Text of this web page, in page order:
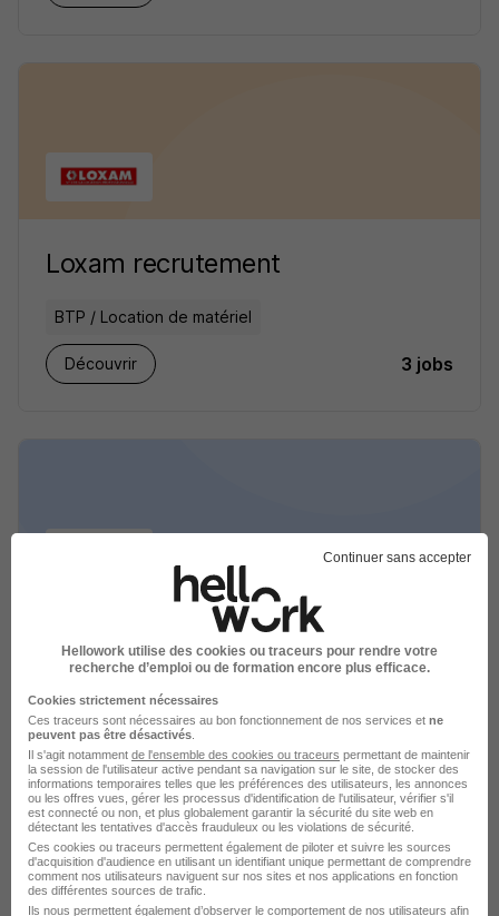
Loxam recrutement
BTP / Location de matériel
Découvrir 3 jobs
Piriou recrutement
Industrie / Navale
Découvrir
Continuer sans accepter
Hellowork utilise des cookies ou traceurs pour rendre votre
recherche d’emploi ou de formation encore plus efficace.
Cookies strictement nécessaires
Ces traceurs sont nécessaires au bon fonctionnement de nos services et ne
peuvent pas être désactivés
Il s'agit notamment de l'ensemble des cookies ou traceurs permettant de maintenir
la session de l'utilisateur active pendant sa navigation sur le site, de stocker des
informations temporaires telles que les préférences des utilisateurs, les annonces
ou les offres vues, gérer les processus d'identification de l'utilisateur, vérifier s'il
est connecté ou non, et plus globalement garantir la sécurité du site web en
détectant les tentatives d'accès frauduleux ou les violations de sécurité.
Ces cookies ou traceurs permettent également de piloter et suivre les sources
d'acquisition d'audience en utilisant un identifiant unique permettant de comprendre
comment nos utilisateurs naviguent sur nos sites et nos applications en fonction
des différentes sources de trafic.
Ils nous permettent également d’observer le comportement de nos utilisateurs afin